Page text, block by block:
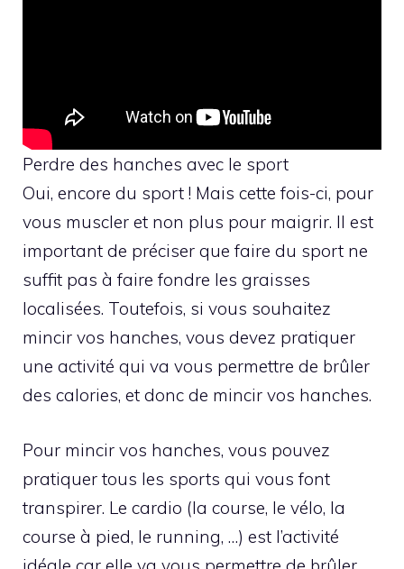
Perdre des hanches avec le sport
Oui, encore du sport ! Mais cette fois-ci, pour
vous muscler et non plus pour maigrir. Il est
important de préciser que faire du sport ne
suffit pas à faire fondre les graisses
localisées. Toutefois, si vous souhaitez
mincir vos hanches, vous devez pratiquer
une activité qui va vous permettre de brûler
des calories, et donc de mincir vos hanches.
Pour mincir vos hanches, vous pouvez
pratiquer tous les sports qui vous font
transpirer. Le cardio (la course, le vélo, la
course à pied, le running, …) est l’activité